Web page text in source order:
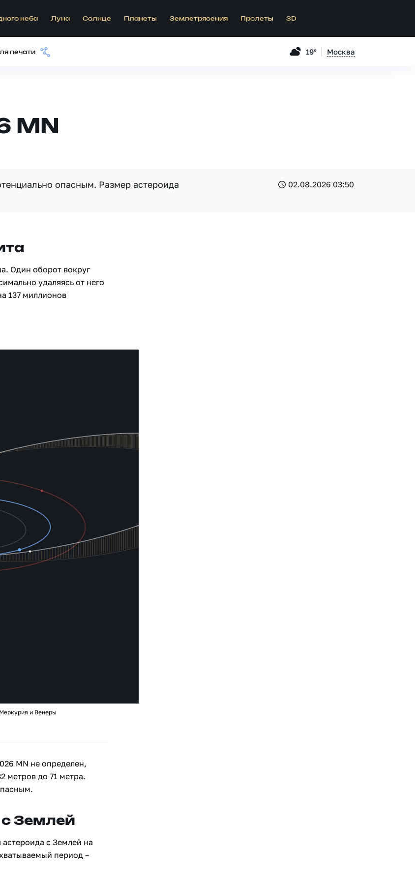
неба Луна Солнце Планеты Землетрясения Пролеты 3D
печати 19° Москва
MN
опасным. Размер астероида
02.08.2026 03:50
Один оборот вокруг
удаляясь от него
137 миллионов
и Венеры
MN не определен,
метров до 71 метра.
Землей
с Землей на
период –